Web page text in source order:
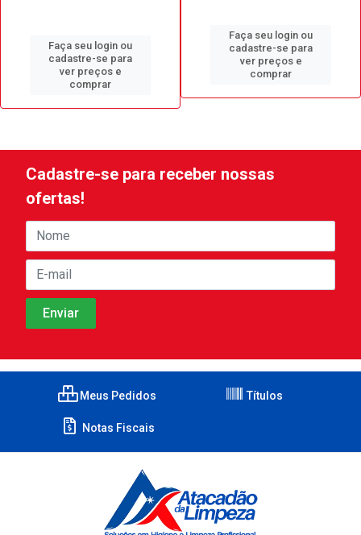
Faça seu login ou
cadastre-se para
ver preços e
comprar
Faça seu login ou
cadastre-se para
ver preços e
comprar
Cadastre-se para receber nossas
ofertas!
Meus Pedidos Títulos
Notas Fiscais